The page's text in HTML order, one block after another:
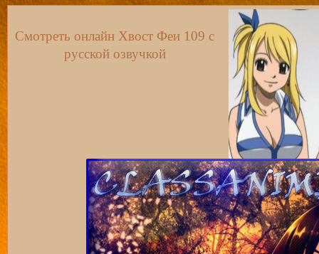
Смотреть онлайн Хвост Феи 109 с
русской озвучкой